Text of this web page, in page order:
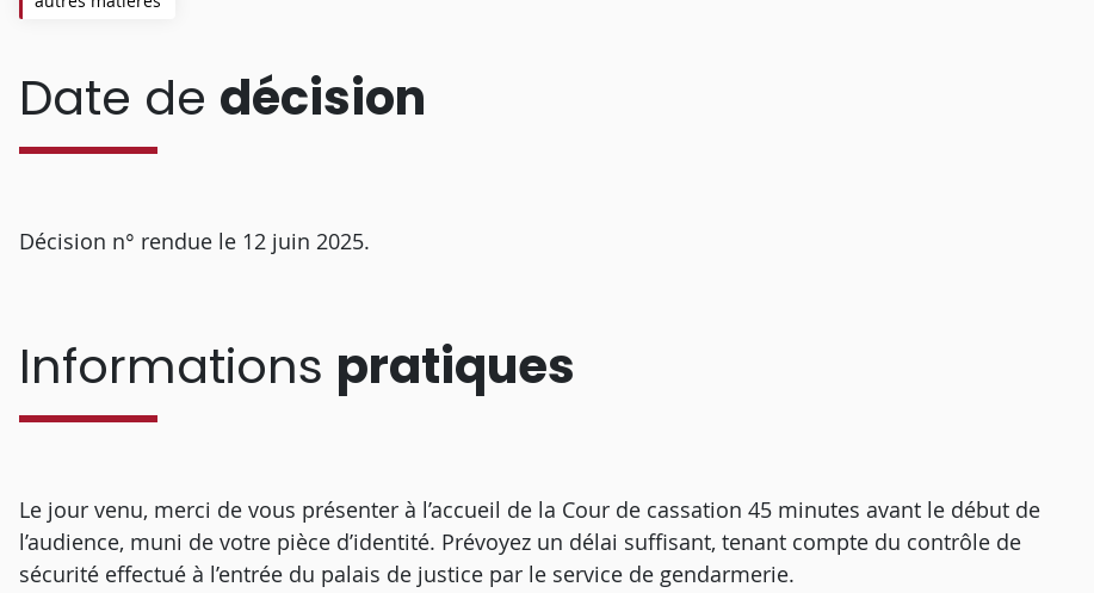
Date de décision
Décision n° rendue le 12 juin 2025.
Informations pratiques
Le jour venu, merci de vous présenter à l’accueil de la Cour de cassation 45 minutes avant le début de
l’audience, muni de votre pièce d’identité. Prévoyez un délai suffisant, tenant compte du contrôle de
sécurité effectué à l’entrée du palais de justice par le service de gendarmerie.